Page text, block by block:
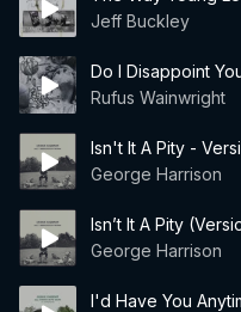
Jeff Buckley
Do I Disappoint
Rufus Wainwright
Isn't It A Pity -
George Harrison
Isn’t It A Pity
George Harrison
I'd Have You